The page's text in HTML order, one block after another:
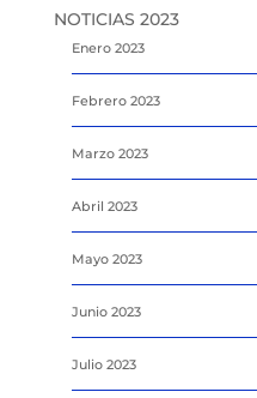
NOTICIAS 2023
Enero 2023
Febrero 2023
Marzo 2023
Abril 2023
Mayo 2023
Junio 2023
Julio 2023